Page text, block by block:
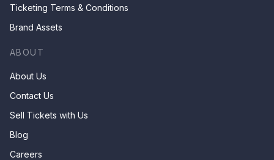
Ticketing Terms & Conditions
Brand Assets
ABOUT
About Us
Contact Us
Sell Tickets with Us
Blog
Careers